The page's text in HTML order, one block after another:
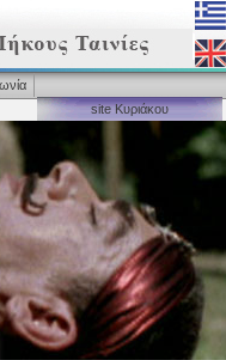
site Κυριάκου